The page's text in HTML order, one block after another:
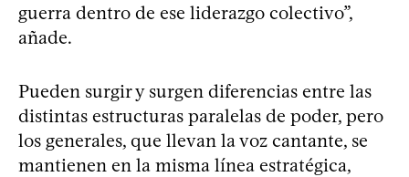
guerra dentro de ese liderazgo colectivo”,
añade.
Pueden surgir y surgen diferencias entre las
distintas estructuras paralelas de poder, pero
los generales, que llevan la voz cantante, se
mantienen en la misma línea estratégica,